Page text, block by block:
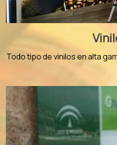
Todo tipo de vinilos en alta